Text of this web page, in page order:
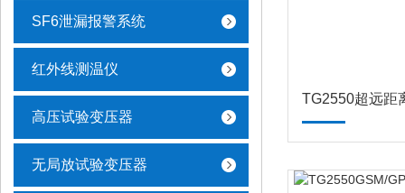
SF6泄漏报警系统
红外线测温仪
高压试验变压器
无局放试验变压器
TG2550超远距